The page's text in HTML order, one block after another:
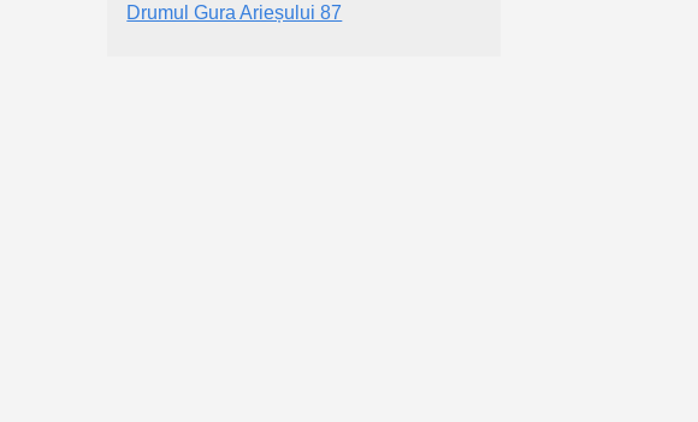
Drumul Gura Arieșului 87